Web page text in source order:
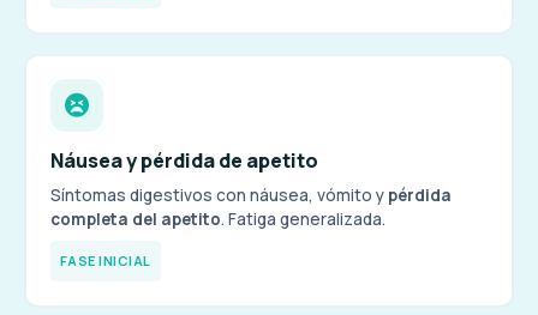
Náusea y pérdida de apetito
Síntomas digestivos con náusea, vómito y pérdida
completa del apetito. Fatiga generalizada.
FASE INICIAL